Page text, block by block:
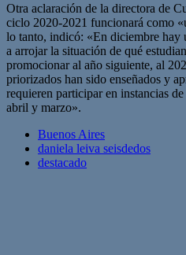
Otra aclaración de la directora de
ciclo 2020-2021 funcionará como
lo tanto, indicó: «En diciembre hay
a arrojar la situación de qué
promocionar al año siguiente, al
priorizados han sido enseñados y
requieren participar en instancias
abril y marzo».
Buenos Aires
daniela leiva seisdedos
destacado